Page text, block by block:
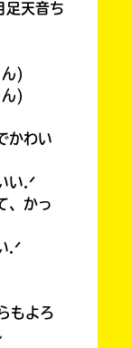
天音ち
)
)
かわい
い.ᐟ
、かっ
.ᐟ
もよろ